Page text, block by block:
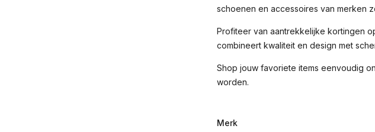
schoenen en accessoires van merken
Profiteer van aantrekkelijke kortingen
combineert kwaliteit en design met
Shop jouw favoriete items eenvoudig
worden.
Merk